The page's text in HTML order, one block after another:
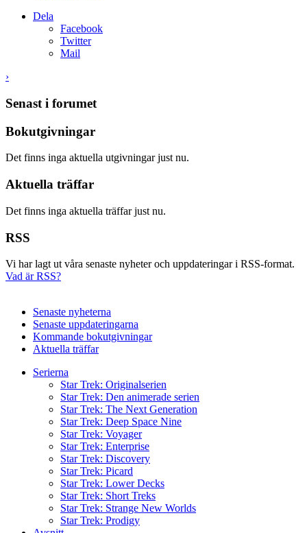
Dela
Facebook
Twitter
Mail
›
Senast i forumet
Bokutgivningar
Det finns inga aktuella utgivningar just nu.
Aktuella träffar
Det finns inga aktuella träffar just nu.
RSS
Vi har lagt ut våra senaste nyheter och uppdateringar i RSS-format.
Vad är RSS?
Senaste nyheterna
Senaste uppdateringarna
Kommande bokutgivningar
Aktuella träffar
Serierna
Star Trek: Originalserien
Star Trek: Den animerade serien
Star Trek: The Next Generation
Star Trek: Deep Space Nine
Star Trek: Voyager
Star Trek: Enterprise
Star Trek: Discovery
Star Trek: Picard
Star Trek: Lower Decks
Star Trek: Short Treks
Star Trek: Strange New Worlds
Star Trek: Prodigy